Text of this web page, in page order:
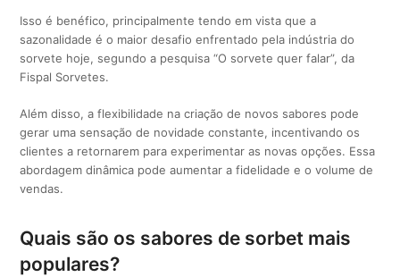
Isso é benéfico, principalmente tendo em vista que a
sazonalidade é o maior desafio enfrentado pela indústria do
sorvete hoje, segundo a pesquisa “O sorvete quer falar”, da
Fispal Sorvetes.
Além disso, a flexibilidade na criação de novos sabores pode
gerar uma sensação de novidade constante, incentivando os
clientes a retornarem para experimentar as novas opções. Essa
abordagem dinâmica pode aumentar a fidelidade e o volume de
vendas.
Quais são os sabores de sorbet mais
populares?